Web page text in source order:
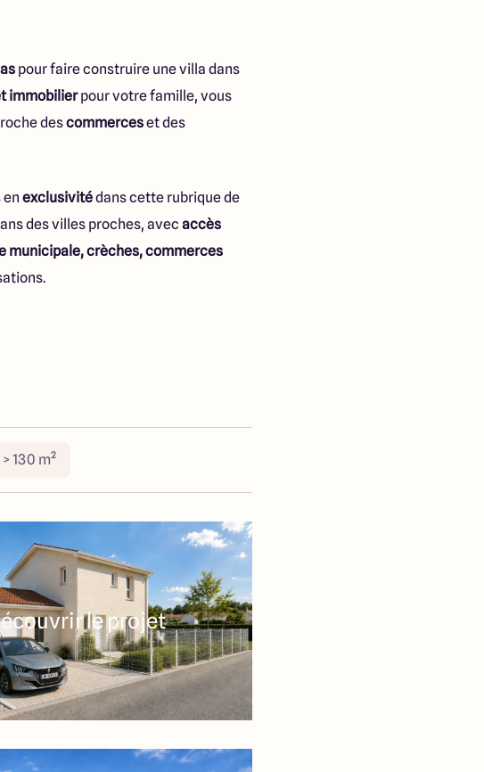
pour faire construire une villa dans
immobilierpour votre famille, vous
descommerceset des
en exclusivitédans cette rubrique de
des villes proches, avec accès
municipale, crèches, commerces
> 130 m²
le projet